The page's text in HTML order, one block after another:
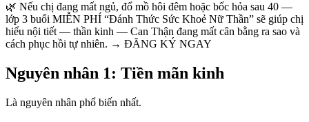
🌿 Nếu chị đang mất ngủ, đổ mồ hôi đêm hoặc bốc hỏa sau 40 —
lớp 3 buổi MIỄN PHÍ “Đánh Thức Sức Khoẻ Nữ Thần” sẽ giúp chị
hiểu nội tiết — thần kinh — Can Thận đang mất cân bằng ra sao và
cách phục hồi tự nhiên. → ĐĂNG KÝ NGAY
Nguyên nhân 1: Tiền mãn kinh
Là nguyên nhân phổ biến nhất.